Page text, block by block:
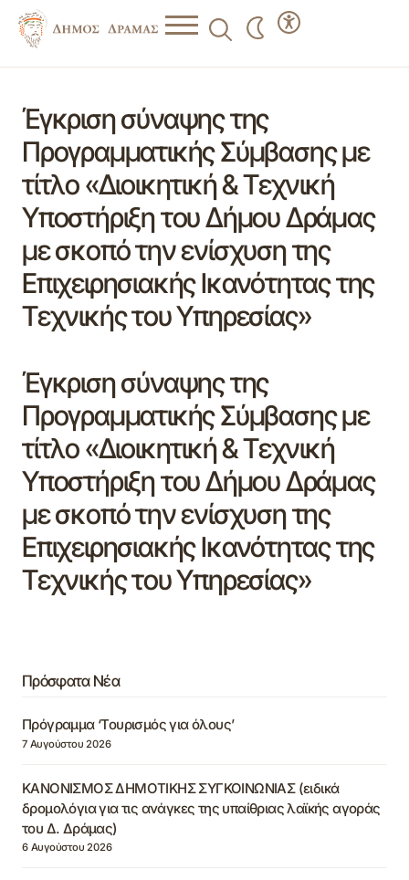
Έγκριση σύναψης της
Προγραμματικής Σύμβασης με
τίτλο «Διοικητική & Τεχνική
Υποστήριξη του Δήμου Δράμας
με σκοπό την ενίσχυση της
Επιχειρησιακής Ικανότητας της
Τεχνικής του Υπηρεσίας»
Έγκριση σύναψης της
Προγραμματικής Σύμβασης με
τίτλο «Διοικητική & Τεχνική
Υποστήριξη του Δήμου Δράμας
με σκοπό την ενίσχυση της
Επιχειρησιακής Ικανότητας της
Τεχνικής του Υπηρεσίας»
Πρόσφατα Νέα
Πρόγραμμα ‘Τουρισμός για όλους’
7 Αυγούστου 2026
ΚΑΝΟΝΙΣΜΟΣ ΔΗΜΟΤΙΚΗΣ ΣΥΓΚΟΙΝΩΝΙΑΣ (ειδικά
δρομολόγια για τις ανάγκες της υπαίθριας λαϊκής αγοράς
του Δ. Δράμας)
6 Αυγούστου 2026